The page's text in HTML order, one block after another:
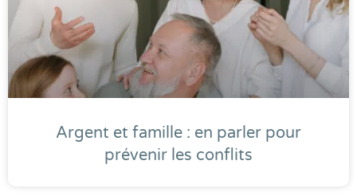
Argent et famille : en parler pour
prévenir les conflits